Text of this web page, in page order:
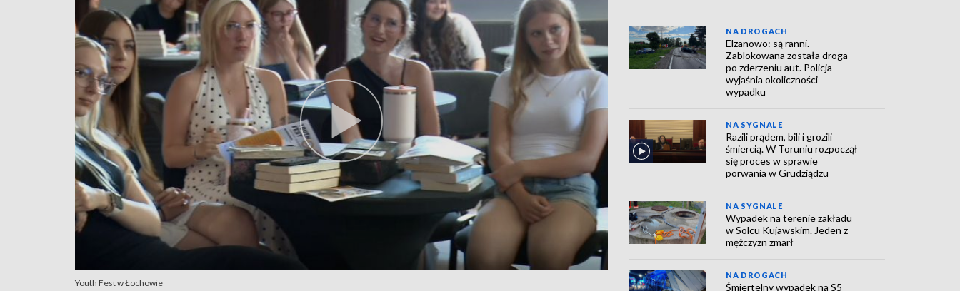
Youth Fest w Łochowie
NA DROGACH
Elzanowo: są ranni.
Zablokowana została droga
po zderzeniu aut. Policja
wyjaśnia okoliczności
wypadku
NA SYGNALE
Razili prądem, bili i grozili
śmiercią. W Toruniu rozpoczął
się proces w sprawie
porwania w Grudziądzu
NA SYGNALE
Wypadek na terenie zakładu
w Solcu Kujawskim. Jeden z
mężczyzn zmarł
NA DROGACH
Śmiertelny wypadek na S5